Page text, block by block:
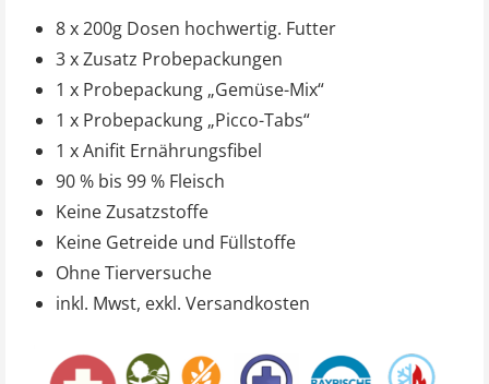
8 x 200g Dosen hochwertig. Futter
3 x Zusatz Probepackungen
1 x Probepackung „Gemüse-Mix“
1 x Probepackung „Picco-Tabs“
1 x Anifit Ernährungsfibel
90 % bis 99 % Fleisch
Keine Zusatzstoffe
Keine Getreide und Füllstoffe
Ohne Tierversuche
inkl. Mwst, exkl. Versandkosten